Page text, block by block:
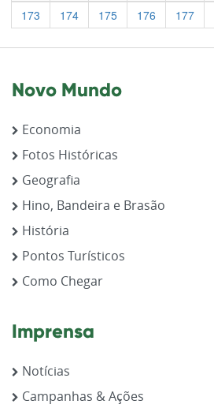
173
174 175 176 177
Novo Mundo
Economia
Fotos Históricas
Geografia
Hino, Bandeira e Brasão
História
Pontos Turísticos
Como Chegar
Imprensa
Notícias
Campanhas & Ações